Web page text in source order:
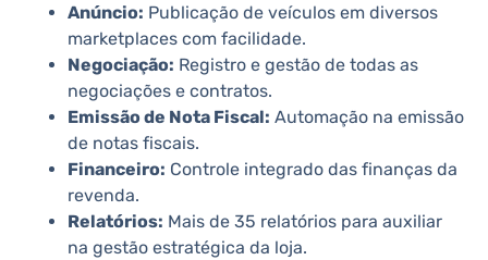
Anúncio: Publicação de veículos em diversos
marketplaces com facilidade.
Negociação: Registro e gestão de todas as
negociações e contratos.
Emissão de Nota Fiscal: Automação na emissão
de notas fiscais.
Financeiro: Controle integrado das finanças da
revenda.
Relatórios: Mais de 35 relatórios para auxiliar
na gestão estratégica da loja​​.